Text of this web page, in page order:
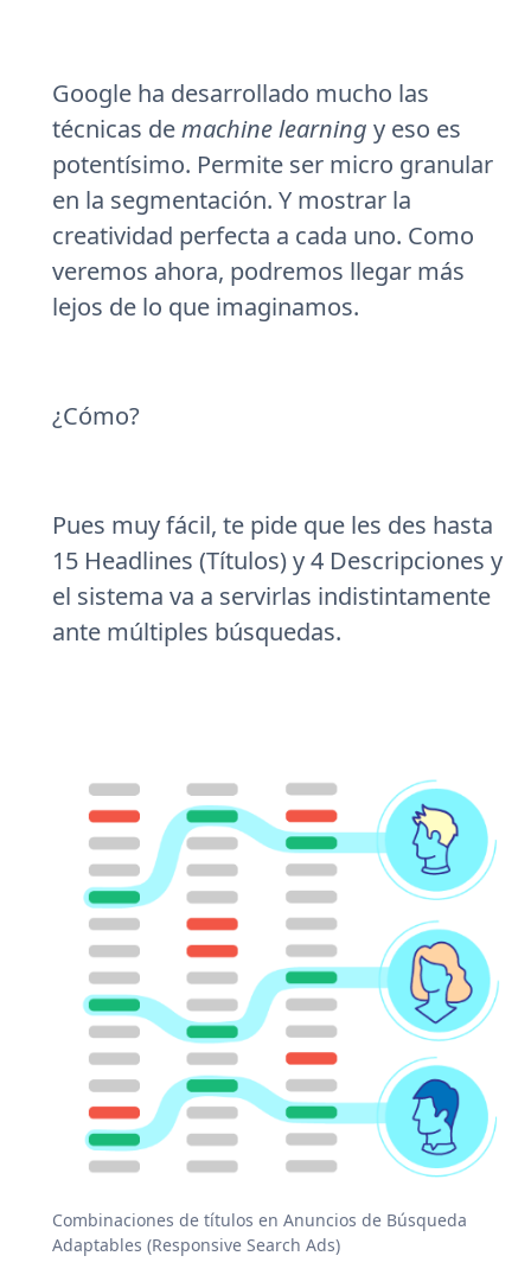
Google ha desarrollado mucho las
técnicas demachine learning y eso es
potentísimo. Permite ser micro granular
en la segmentación. Y mostrar la
creatividad perfecta a cada uno. Como
veremos ahora, podremos llegar más
lejos de lo que imaginamos.
¿Cómo?
Pues muy fácil, te pide que les des hasta
15 Headlines (Títulos) y 4 Descripciones y
el sistema va a servirlas indistintamente
ante múltiples búsquedas.
Combinaciones de títulos en Anuncios de Búsqueda
Adaptables (Responsive Search Ads)